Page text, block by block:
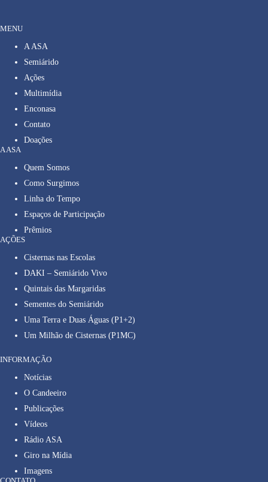
MENU
A ASA
Semiárido
Ações
Multimídia
Enconasa
Contato
Doações
A ASA
Quem Somos
Como Surgimos
Linha do Tempo
Espaços de Participação
Prêmios
AÇÕES
Cisternas nas Escolas
DAKI – Semiárido Vivo
Quintais das Margaridas
Sementes do Semiárido
Uma Terra e Duas Águas (P1+2)
Um Milhão de Cisternas (P1MC)
INFORMAÇÃO
Notícias
O Candeeiro
Publicações
Vídeos
Rádio ASA
Giro na Mídia
Imagens